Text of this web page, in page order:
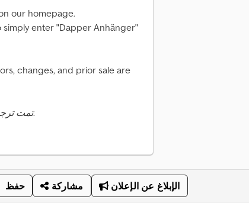
our homepage.
enter "Dapper Anhänger"
changes, and prior sale are
تمت ترجمة الإعلان تلقائيًا. قد تحدث أخطاء في الترجمة.
حفظ مشاركة الإبلاغ عن الإعلان